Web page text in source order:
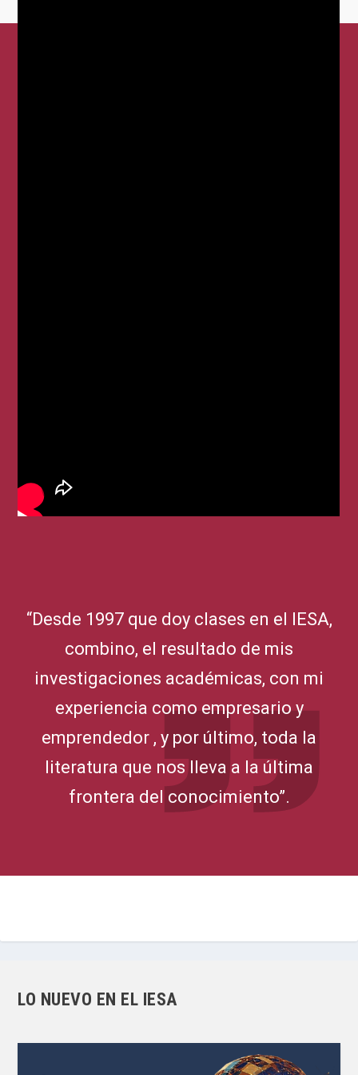
“Desde 1997 que doy clases en el IESA,
combino, el resultado de mis
investigaciones académicas, con mi
experiencia como empresario y
emprendedor , y por último, toda la
literatura que nos lleva a la última
frontera del conocimiento”.
LO NUEVO EN EL IESA